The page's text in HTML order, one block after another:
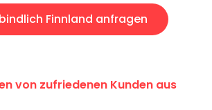
Finnland anfragen
von zufriedenen Kunden aus